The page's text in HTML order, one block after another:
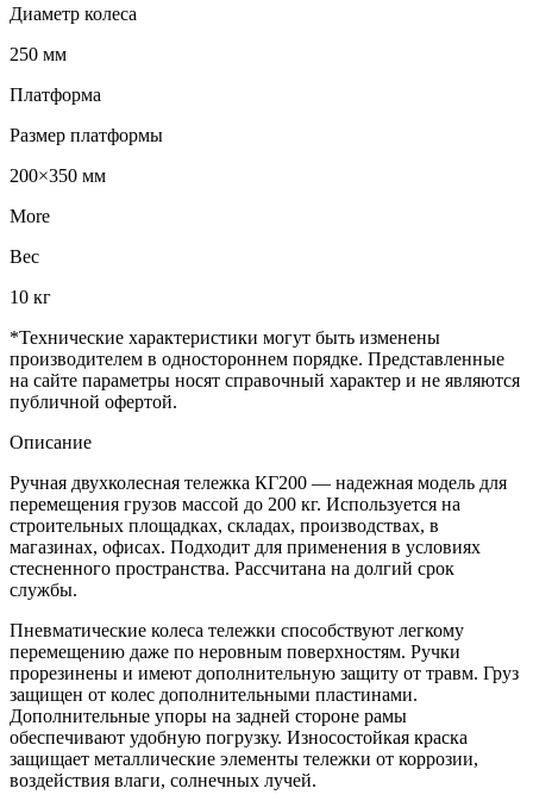
Диаметр колеса
250 мм
Платформа
Размер платформы
200×350 мм
More
Вес
10 кг
*Технические характеристики могут быть изменены
производителем в одностороннем порядке. Представленные
на сайте параметры носят справочный характер и не являются
публичной офертой.
Описание
Ручная двухколесная тележка КГ200 — надежная модель для
перемещения грузов массой до 200 кг. Используется на
строительных площадках, складах, производствах, в
магазинах, офисах. Подходит для применения в условиях
стесненного пространства. Рассчитана на долгий срок
службы.
Пневматические колеса тележки способствуют легкому
перемещению даже по неровным поверхностям. Ручки
прорезинены и имеют дополнительную защиту от травм. Груз
защищен от колес дополнительными пластинами.
Дополнительные упоры на задней стороне рамы
обеспечивают удобную погрузку. Износостойкая краска
защищает металлические элементы тележки от коррозии,
воздействия влаги, солнечных лучей.